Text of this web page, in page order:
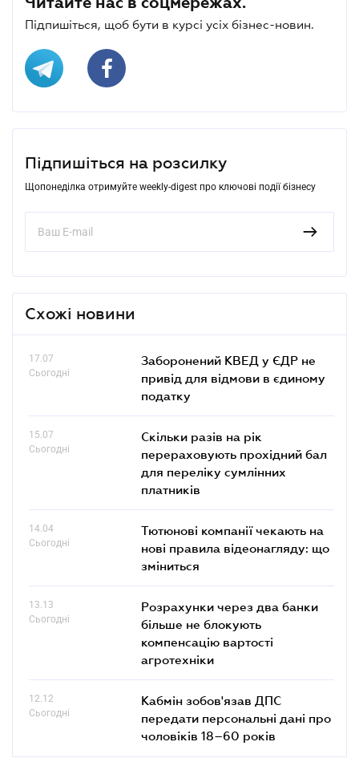
Підпишіться, щоб бути в курсі усіх бізнес-новин.
Підпишіться на розсилку
Щопонеділка отримуйте weekly-digest про ключові події бізнесу
Схожі новини
17.07
Сьогодні
Заборонений КВЕД у ЄДР не
привід для відмови в єдиному
податку
15.07
Сьогодні
Скільки разів на рік
перераховують прохідний бал
для переліку сумлінних
платників
14.04
Сьогодні
Тютюнові компанії чекають на
нові правила відеонагляду: що
зміниться
13.13
Сьогодні
Розрахунки через два банки
більше не блокують
компенсацію вартості
агротехніки
12.12
Сьогодні
Кабмін зобов'язав ДПС
передати персональні дані про
чоловіків 18–60 років